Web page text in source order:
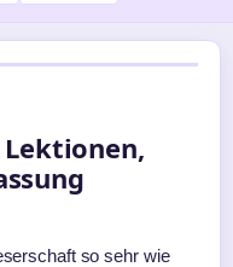
Lektionen,
so sehr wie